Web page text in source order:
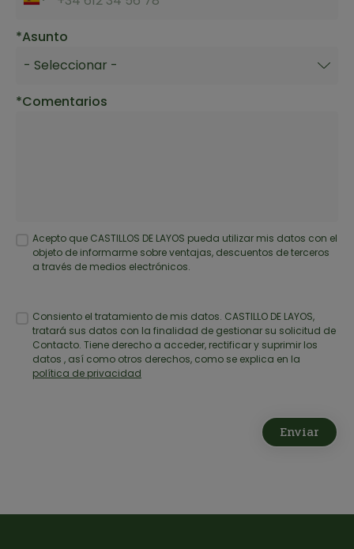
Asunto
Comentarios
Acepto que CASTILLOS DE LAYOS pueda utilizar mis datos con el
objeto de informarme sobre ventajas, descuentos de terceros
a través de medios electrónicos.
Consiento el tratamiento de mis datos. CASTILLO DE LAYOS,
tratará sus datos con la finalidad de gestionar su solicitud de
Contacto. Tiene derecho a acceder, rectificar y suprimir los
datos , así como otros derechos, como se explica en la
política de privacidad